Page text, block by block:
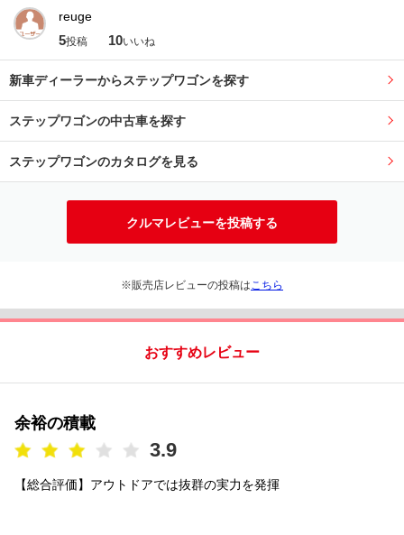
reuge
5投稿 10いいね
新車ディーラーからステップワゴンを探す
ステップワゴンの中古車を探す
ステップワゴンのカタログを見る
クルマレビューを投稿する
※販売店レビューの投稿は こちら
おすすめレビュー
余裕の積載
3.9
【総合評価】アウトドアでは抜群の実力を発揮